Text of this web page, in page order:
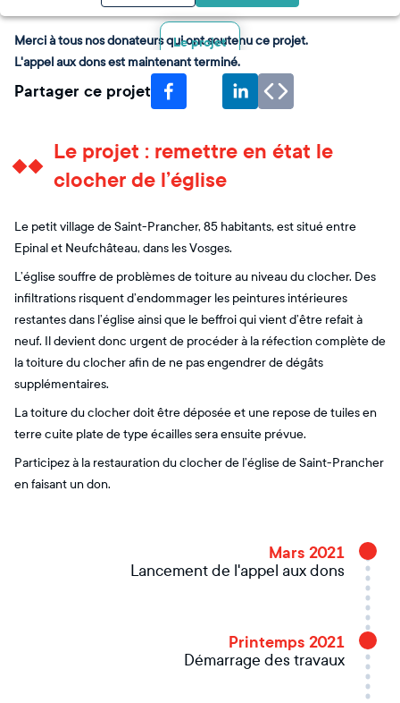
Le projet
Merci à tous nos donateurs qui ont soutenu ce projet.
L'appel aux dons est maintenant terminé.
Partager ce projet
Le projet : remettre en état le
clocher de l’église
Le petit village de Saint-Prancher, 85 habitants, est situé entre
Epinal et Neufchâteau, dans les Vosges.
L’église souffre de problèmes de toiture au niveau du clocher. Des
infiltrations risquent d’endommager les peintures intérieures
restantes dans l’église ainsi que le beffroi qui vient d’être refait à
neuf. Il devient donc urgent de procéder à la réfection complète de
la toiture du clocher afin de ne pas engendrer de dégâts
supplémentaires.
La toiture du clocher doit être déposée et une repose de tuiles en
terre cuite plate de type écailles sera ensuite prévue.
Participez à la restauration du clocher de l’église de Saint-Prancher
en faisant un don.
Mars 2021
Lancement de l'appel aux dons
Printemps 2021
Démarrage des travaux